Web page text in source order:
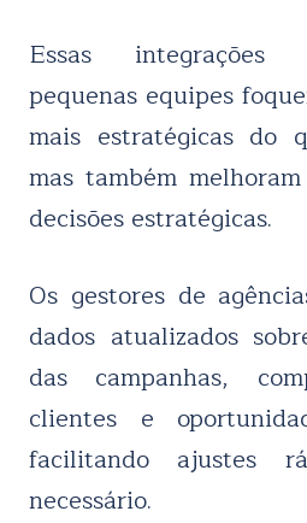
Essas integrações
pequenas equipes
mais estratégicas do
mas também
decisões estratégicas.
Os gestores de
dados atualizados
das campanhas,
clientes e
facilitando ajustes
necessário.